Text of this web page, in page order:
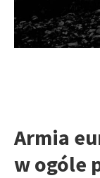
Armia
w ogóle